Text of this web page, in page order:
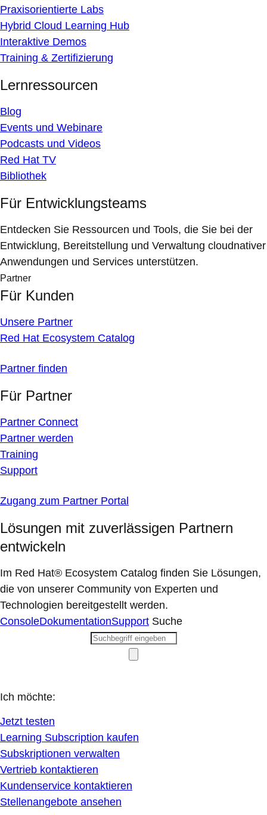
Praxisorientierte Labs
Hybrid Cloud Learning Hub
Interaktive Demos
Training & Zertifizierung
Lernressourcen
Blog
Events und Webinare
Podcasts und Videos
Red Hat TV
Bibliothek
Für Entwicklungsteams
Entdecken Sie Ressourcen und Tools, die Sie bei der
Entwicklung, Bereitstellung und Verwaltung cloudnativer
Anwendungen und Services unterstützen.
Partner
Für Kunden
Unsere Partner
Red Hat Ecosystem Catalog
Partner finden
Für Partner
Partner Connect
Partner werden
Training
Support
Zugang zum Partner Portal
Lösungen mit zuverlässigen Partnern
entwickeln
Im Red Hat® Ecosystem Catalog finden Sie Lösungen,
die von unserer Community von Experten und
Technologien bereitgestellt werden.
ConsoleDokumentationSupport Suche
Ich möchte:
Jetzt testen
Learning Subscription kaufen
Subskriptionen verwalten
Vertrieb kontaktieren
Kundenservice kontaktieren
Stellenangebote ansehen